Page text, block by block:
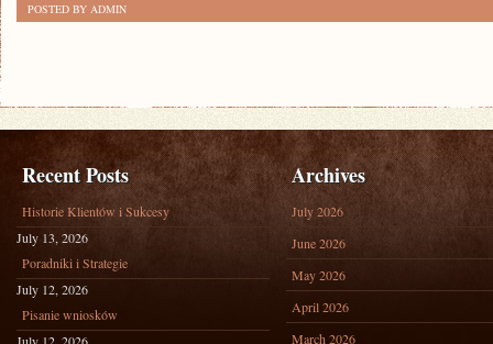
POSTED BY ADMIN
Recent Posts
Historie Klientów i Sukcesy
July 13, 2026
Poradniki i Strategie
July 12, 2026
Pisanie wniosków
Archives
July 2026
June 2026
May 2026
April 2026
March 2026